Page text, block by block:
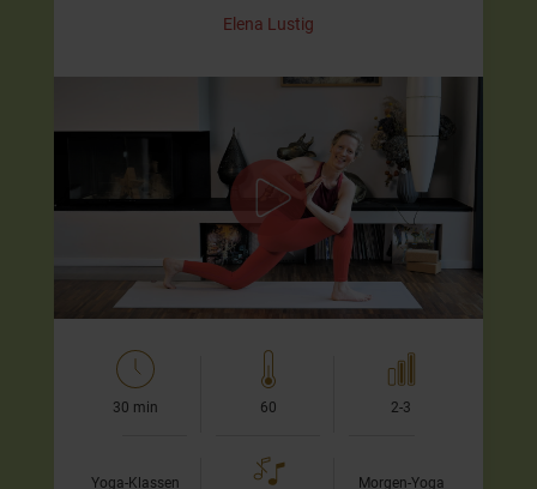
Elena Lustig
Aktivierender Flow für morgens oder
zwischendurch
In dieser aktivierenden Praxis lade ich Dich ein, Dein
Energielevel bewusst anzuheben und Deinen Körper
wieder in Bewegung zu bringen. Mit…
30 min 60 2-3
Yoga-Klassen Morgen-Yoga